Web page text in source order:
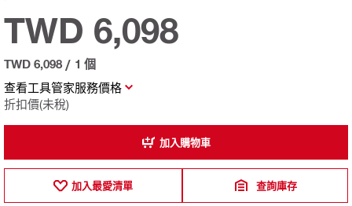
查看工具管家服務價格
折扣價(未稅)
TWD 6,098
TWD 6,098 / 1 個
加入購物車
加入最愛清單 查詢庫存